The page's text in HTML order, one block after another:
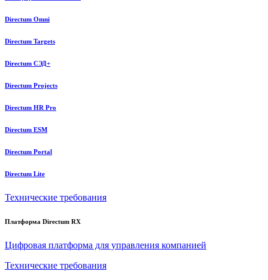
Directum Omni
Directum Targets
Directum СЭД+
Directum Projects
Directum HR Pro
Directum ESM
Directum Portal
Directum Lite
Технические требования
Платформа Directum RX
Цифровая платформа для управления компанией
Технические требования